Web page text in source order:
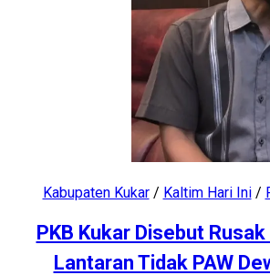
Kabupaten Kukar/ Kaltim Hari Ini/
PKB Kukar Disebut
Lantaran Tidak PAW